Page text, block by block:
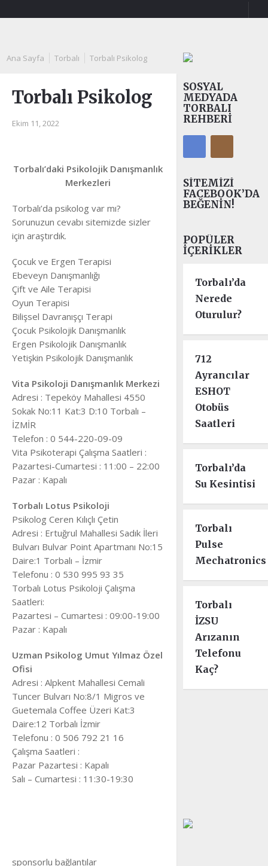
Ana Sayfa Torbalı Torbalı Psikolog
Torbalı Psikolog
Ekim 11, 2022
Torbalı’daki Psikolojik Danışmanlık
Merkezleri
Torbalı’da psikolog var mı?
Sorunuzun cevabı sitemizde sizler
için araştırdık.
Çocuk ve Ergen Terapisi
Ebeveyn Danışmanlığı
Çift ve Aile Terapisi
Oyun Terapisi
Bilişsel Davranışçı Terapi
Çocuk Psikolojik Danışmanlık
Ergen Psikolojik Danışmanlık
Yetişkin Psikolojik Danışmanlık
Vita Psikoloji Danışmanlık Merkezi
Adresi : Tepeköy Mahallesi 4550
Sokak No:11 Kat:3 D:10 Torbalı –
İZMİR
Telefon : 0 544-220-09-09
Vita Psikoterapi Çalışma Saatleri :
Pazartesi-Cumartesi : 11:00 – 22:00
Pazar : Kapalı
Torbalı Lotus Psikoloji
Psikolog Ceren Kılıçlı Çetin
Adresi : Ertuğrul Mahallesi Sadık İleri
Bulvarı Bulvar Point Apartmanı No:15
Daire:1 Torbalı – İzmir
Telefonu : 0 530 995 93 35
Torbalı Lotus Psikoloji Çalışma
Saatleri:
Pazartesi – Cumartesi : 09:00-19:00
Pazar : Kapalı
Uzman Psikolog Umut Yılmaz Özel
Ofisi
Adresi : Alpkent Mahallesi Cemali
Tuncer Bulvarı No:8/1 Migros ve
Guetemala Coffee Üzeri Kat:3
Daire:12 Torbalı İzmir
Telefonu : 0 506 792 21 16
Çalışma Saatleri :
Pazar Pazartesi : Kapalı
Salı – Cumartesi : 11:30-19:30
sponsorlu bağlantılar
SOSYAL
MEDYADA
TORBALI
REHBERI
SITEMIZI
FACEBOOK’DA
BEĞENIN!
POPÜLER
İÇERIKLER
Torbalı’da
Nerede
Oturulur?
712
Ayrancılar
ESHOT
Otobüs
Saatleri
Torbalı’da
Su Kesintisi
Torbalı
Pulse
Mechatronics
Torbalı
İZSU
Arızanın
Telefonu
Kaç?